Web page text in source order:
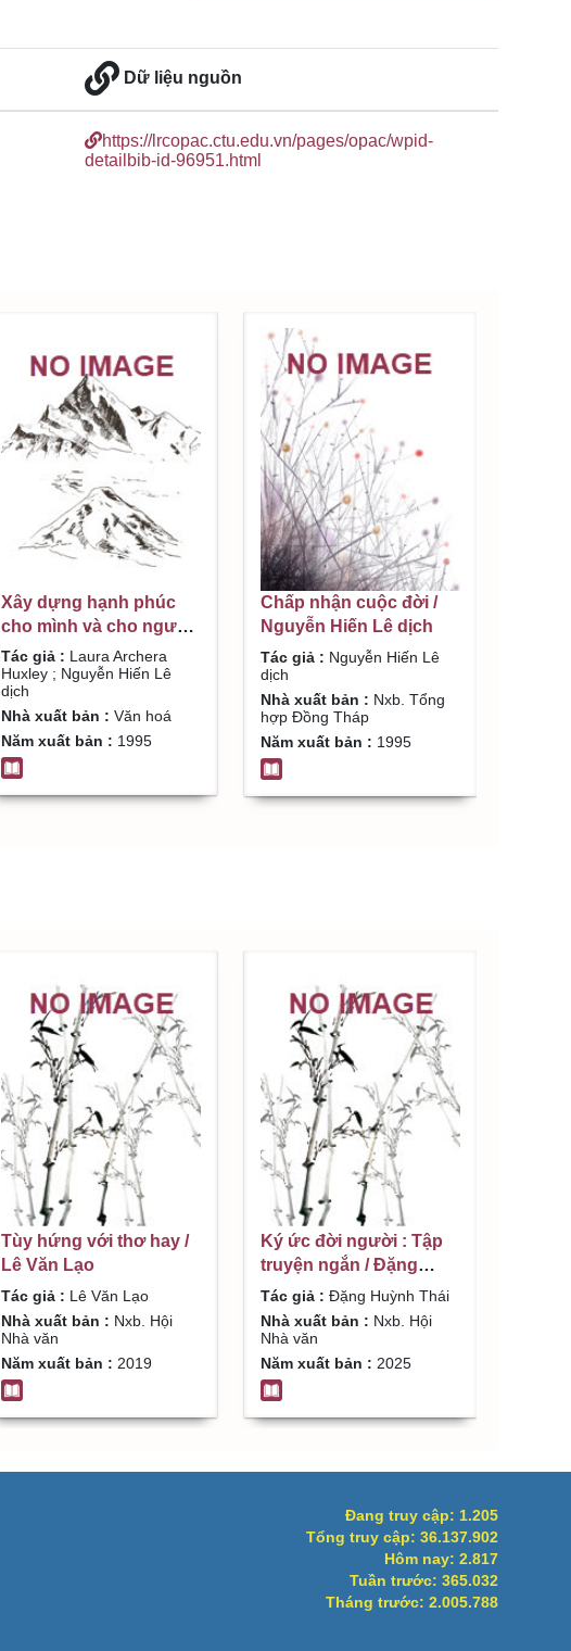
Dữ liệu nguồn
https://lrcopac.ctu.edu.vn/pages/opac/wpid-
detailbib-id-96951.html
Xây dựng hạnh phúc
cho mình và cho người
/ Laura Archera Huxley ;
Nguyễn Hiến Lê dịch
Tác giả : Laura Archera
Huxley ; Nguyễn Hiến Lê
dịch
Nhà xuất bản : Văn hoá
Năm xuất bản : 1995
Chấp nhận cuộc đời /
Nguyễn Hiến Lê dịch
Tác giả : Nguyễn Hiến Lê
dịch
Nhà xuất bản : Nxb. Tổng
hợp Đồng Tháp
Năm xuất bản : 1995
Tùy hứng với thơ hay /
Lê Văn Lạo
Tác giả : Lê Văn Lạo
Nhà xuất bản : Nxb. Hội
Nhà văn
Năm xuất bản : 2019
Ký ức đời người : Tập
truyện ngắn / Đặng
Huỳnh Thái
Tác giả : Đặng Huỳnh Thái
Nhà xuất bản : Nxb. Hội
Nhà văn
Năm xuất bản : 2025
Đang truy cập: 1.205
Tổng truy cập: 36.137.902
Hôm nay: 2.817
Tuần trước: 365.032
Tháng trước: 2.005.788